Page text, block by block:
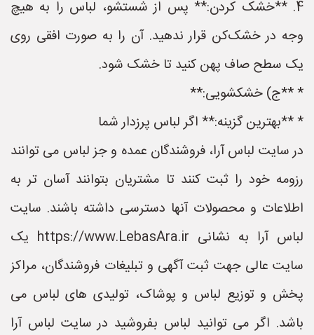
4. **خشک کردن:** پس از شستشو، لباس را به هیچ
وجه در خشک‌کن قرار ندهید. آن را به صورت افقی روی
یک سطح صاف پهن کنید تا خشک شود.
* **ج) خشکشویی:**
* **بهترین گزینه:** اگر لباس پرزدار شما
در سایت لباس آرا، فروشندگان عمده و جز لباس می توانند
رزومه خود را ثبت کنند تا مشتریان بتوانند آسان تر به
اطلاعات و محصولات آنها دسترسی داشته باشند. سایت
لباس آرا به نشانی https://www.LebasAra.ir یک
سایت عالی جهت ثبت آگهی و تبلیغات فروشندگان، مراکز
پخش و توزیع لباس و پوشاک، تولیدی های لباس می
باشد. اگر می توانید لباس بفروشید در سایت لباس آرا